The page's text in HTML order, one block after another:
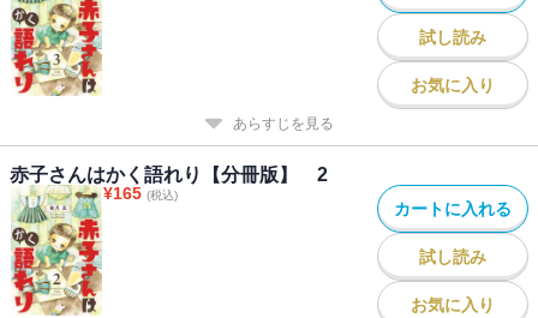
試し読み
お気に入り
あらすじを見る
赤子さんはかく語れり【分冊版】 2
¥165 (税込)
カートに入れる
試し読み
お気に入り